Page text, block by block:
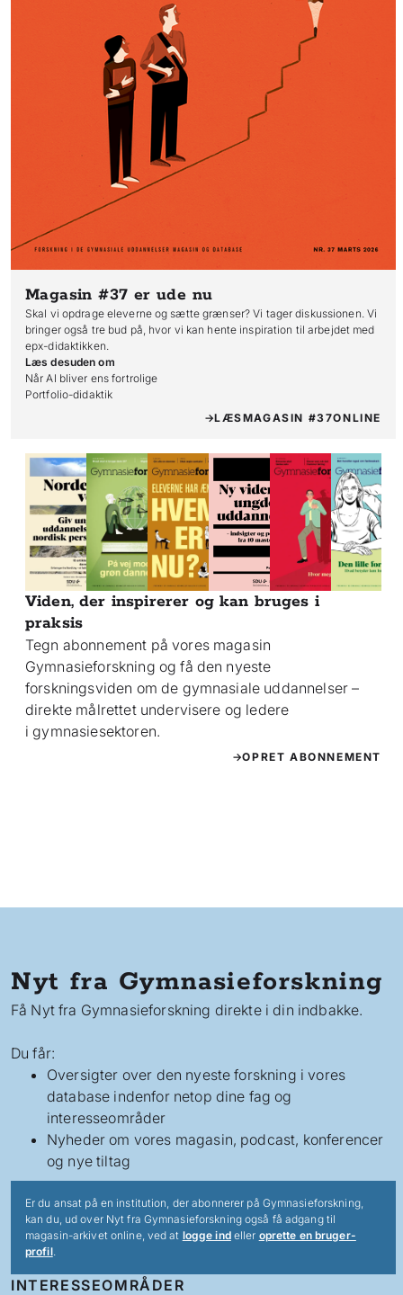
Magasin #37 er ude nu
Skal vi opdrage eleverne og sætte grænser? Vi tager diskussionen. Vi
bringer også tre bud på, hvor vi kan hente inspiration til arbejdet med
epx-didaktikken.
Læs desuden om
Når AI bliver ens fortrolige
Portfolio-didaktik
LÆSMAGASIN #37ONLINE
Viden, der inspirerer og kan bruges i
praksis
Tegn abonnement på vores magasin
Gymnasieforskning og få den nyeste
forskningsviden om de gymnasiale uddannelser –
direkte målrettet undervisere og ledere
i gymnasiesektoren.
OPRET ABONNEMENT
Nyt fra Gymnasieforskning
Få Nyt fra Gymnasieforskning direkte i din indbakke.
Du får:
Oversigter over den nyeste forskning i vores
database indenfor netop dine fag og
interesseområder
Nyheder om vores magasin, podcast, konferencer
og nye tiltag
Er du ansat på en institution, der abonnerer på Gymnasieforskning,
kan du, ud over Nyt fra Gymnasieforskning også få adgang til
magasin-arkivet online, ved at logge indeller oprette en bruger-
profil.
INTERESSEOMRÅDER